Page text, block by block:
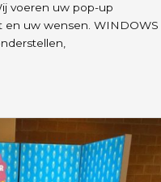
voeren uw pop-up
uw wensen. WINDOWS